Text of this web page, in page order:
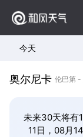
今天
奥尔尼卡 伦巴第 -
未来30天将有
11日，08月